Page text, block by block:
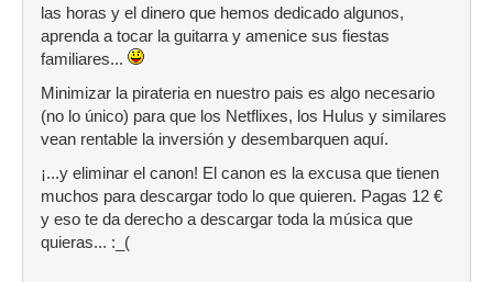
las horas y el dinero que hemos dedicado algunos,
aprenda a tocar la guitarra y amenice sus fiestas
familiares...
Minimizar la pirateria en nuestro pais es algo necesario
(no lo único) para que los Netflixes, los Hulus y similares
vean rentable la inversión y desembarquen aquí.
¡...y eliminar el canon! El canon es la excusa que tienen
muchos para descargar todo lo que quieren. Pagas 12 €
y eso te da derecho a descargar toda la música que
quieras... :_(